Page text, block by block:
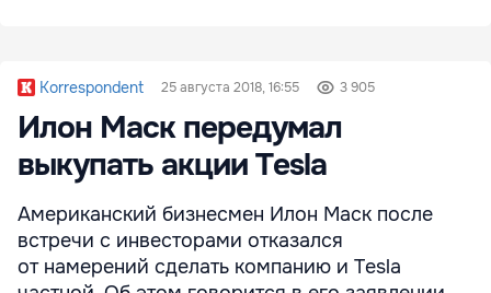
Korrespondent 25 августа 2018, 16:55 3 905
Илон Маск передумал
выкупать акции Tesla
Американский бизнесмен Илон Маск после
встречи с инвесторами отказался
от намерений сделать компанию и Tesla